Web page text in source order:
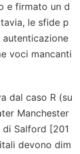
e firmato un d
le sfide p
voci mancanti
dal caso R (su
Manchester
Salford [201
devono dim